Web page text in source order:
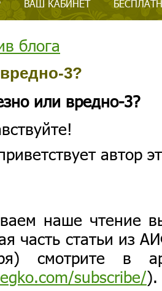
ВАШ КАБИНЕТ
блога
3?
или вредно-3?
автор
наше чтение
часть статьи из
смотрите в
subscribe/).